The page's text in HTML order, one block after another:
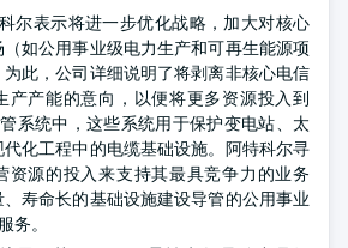
尔表示将进一步优化战略，加大对核心
如公用事业级电力生产和可再生能源项
此，公司详细说明了将剥离非核心电信
产产能的意向，以便将更多资源投入到
系统中，这些系统用于保护变电站、太
化工程中的电缆基础设施。阿特科尔寻
资源的投入来支持其最具竞争力的业务
寿命长的基础设施建设导管的公用事业
务。